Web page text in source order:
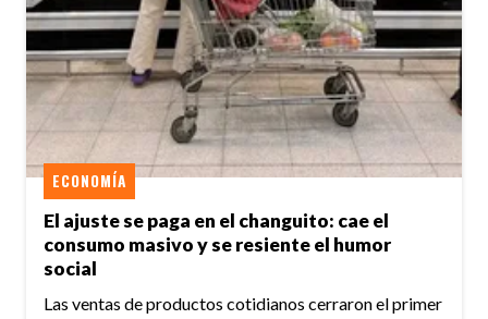
El ajuste se paga en el changuito: cae el
consumo masivo y se resiente el humor
social
ECONOMÍA
Las ventas de productos cotidianos cerraron el primer